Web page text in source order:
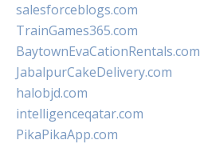
salesforceblogs.com
TrainGames365.com
BaytownEvaCationRentals.com
JabalpurCakeDelivery.com
halobjd.com
intelligenceqatar.com
PikaPikaApp.com